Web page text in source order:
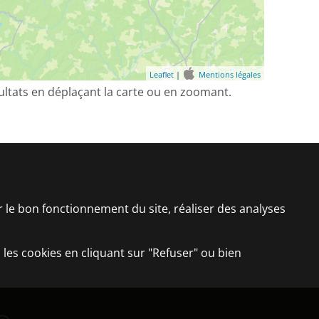
Leaflet | Mentions légales
en déplaçant la carte ou en zoomant.
bon fonctionnement du site, réaliser des analyses
cookies en cliquant sur "Refuser" ou bien